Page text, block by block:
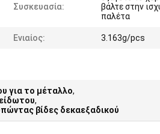
Συσκευασία:
βάλτε στην
παλέτα
Ενιαίος: 3.163g/pcs
για το μέταλλο,
,
βίδες δεκαεξαδικού